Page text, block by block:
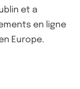
et a
en ligne
Europe.